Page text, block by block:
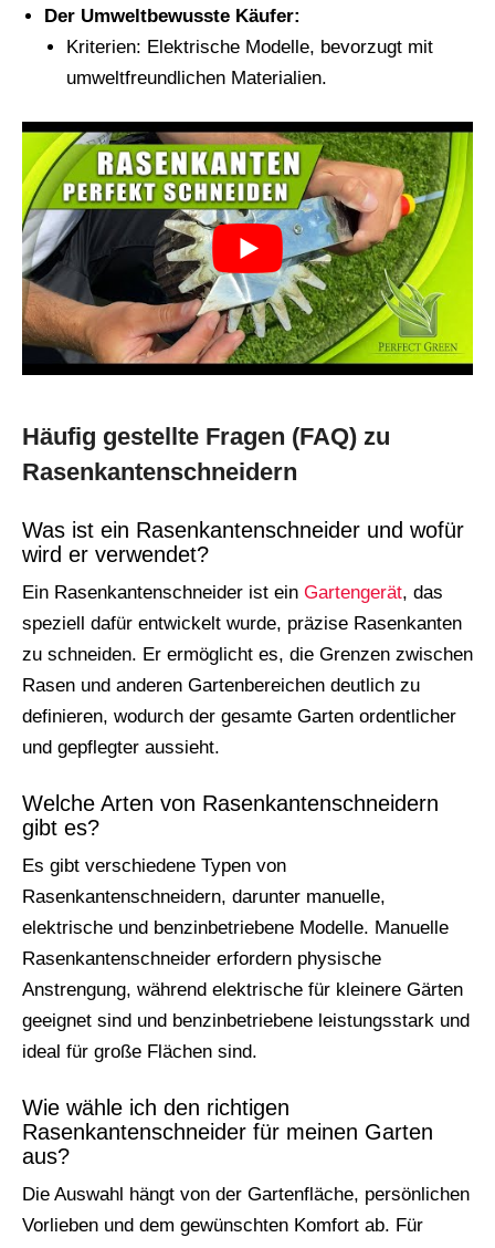
Der Umweltbewusste Käufer:
Kriterien: Elektrische Modelle, bevorzugt mit
umweltfreundlichen Materialien.
Häufig gestellte Fragen (FAQ) zu
Rasenkantenschneidern
Was ist ein Rasenkantenschneider und wofür
wird er verwendet?
Ein Rasenkantenschneider ist ein Gartengerät, das
speziell dafür entwickelt wurde, präzise Rasenkanten
zu schneiden. Er ermöglicht es, die Grenzen zwischen
Rasen und anderen Gartenbereichen deutlich zu
definieren, wodurch der gesamte Garten ordentlicher
und gepflegter aussieht.
Welche Arten von Rasenkantenschneidern
gibt es?
Es gibt verschiedene Typen von
Rasenkantenschneidern, darunter manuelle,
elektrische und benzinbetriebene Modelle. Manuelle
Rasenkantenschneider erfordern physische
Anstrengung, während elektrische für kleinere Gärten
geeignet sind und benzinbetriebene leistungsstark und
ideal für große Flächen sind.
Wie wähle ich den richtigen
Rasenkantenschneider für meinen Garten
aus?
Die Auswahl hängt von der Gartenfläche, persönlichen
Vorlieben und dem gewünschten Komfort ab. Für